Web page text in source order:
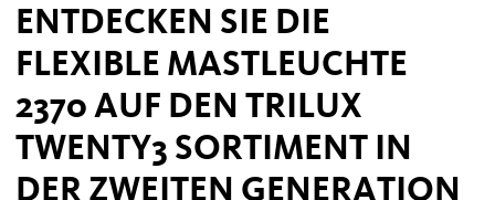
ENTDECKEN SIE DIE
FLEXIBLE MASTLEUCHTE
2370 AUF DEN TRILUX
TWENTY3 SORTIMENT IN
DER ZWEITEN GENERATION